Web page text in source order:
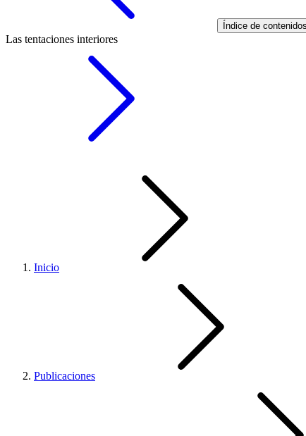
Índice de contenidos
Las tentaciones interiores
Inicio
Publicaciones